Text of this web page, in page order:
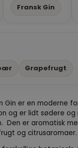
Fransk Gin
Grapefrugt
Gin er en moderne
og er lidt sødere og
Den er aromatisk
og citrusaromaer.